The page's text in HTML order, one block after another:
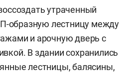
утраченный
П-образную лестницу между
и арочную дверь с
В здании сохранились
лестницы, балясины,